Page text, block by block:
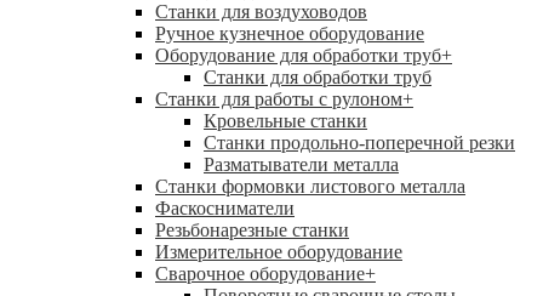
Станки для воздуховодов
Ручное кузнечное оборудование
Оборудование для обработки труб+
Станки для обработки труб
Станки для работы с рулоном+
Кровельные станки
Станки продольно-поперечной резки
Разматыватели металла
Станки формовки листового металла
Фаскосниматели
Резьбонарезные станки
Измерительное оборудование
Сварочное оборудование+